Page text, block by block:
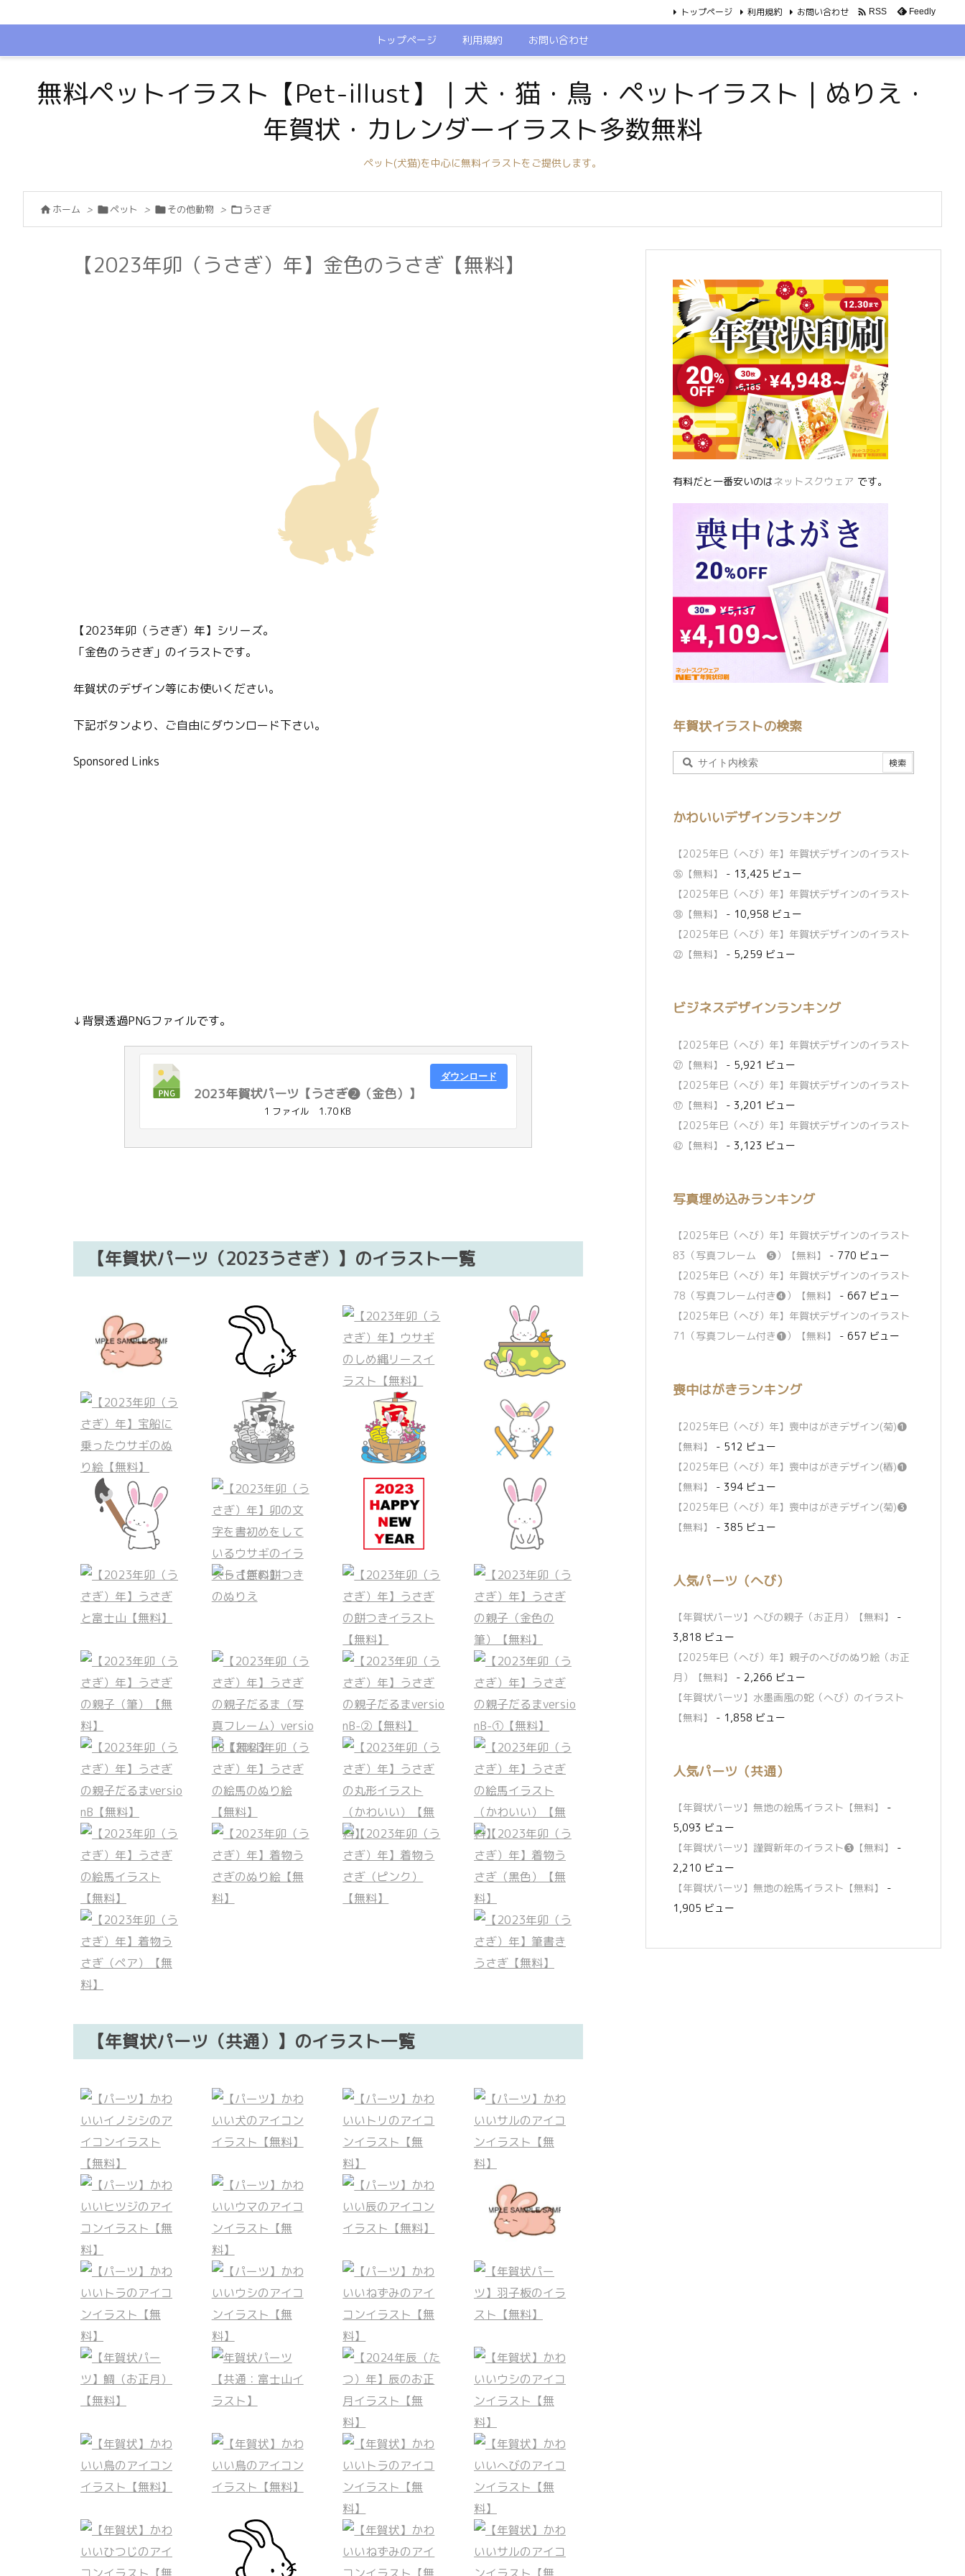
トップページ 利用規約 お問い合わせ
トップページ 利用規約 お問い合わせ  RSS Feedly
無料ペットイラスト【Pet-illust】｜犬・猫・鳥・ペットイラスト｜ぬりえ・
年賀状・カレンダーイラスト多数無料
ペット(犬猫)を中心に無料イラストをご提供します。
 ホーム > ペット > その他動物 > うさぎ
【2023年卯（うさぎ）年】金色のうさぎ【無料】
【2023年卯（うさぎ）年】シリーズ。
「金色のうさぎ」のイラストです。
年賀状のデザイン等にお使いください。
下記ボタンより、ご自由にダウンロード下さい。
Sponsored Links
↓背景透過PNGファイルです。
2023年賀状パーツ【うさぎ❷（金色）】
1 ファイル 1.70 KB
ダウンロード
【年賀状パーツ（2023うさぎ）】のイラスト一覧
【年賀状パーツ（共通）】のイラスト一覧
有料だと一番安いのはネットスクウェア です。
年賀状イラストの検索
かわいいデザインランキング
【2025年巳（へび）年】年賀状デザインのイラスト
㊱【無料】
- 13,425 ビュー
【2025年巳（へび）年】年賀状デザインのイラスト
㊳【無料】
- 10,958 ビュー
【2025年巳（へび）年】年賀状デザインのイラスト
㉒【無料】
- 5,259 ビュー
ビジネスデザインランキング
【2025年巳（へび）年】年賀状デザインのイラスト
㉗【無料】
- 5,921 ビュー
【2025年巳（へび）年】年賀状デザインのイラスト
⑰【無料】
- 3,201 ビュー
【2025年巳（へび）年】年賀状デザインのイラスト
㊷【無料】
- 3,123 ビュー
写真埋め込みランキング
【2025年巳（へび）年】年賀状デザインのイラスト
83（写真フレーム ❺）【無料】
- 770 ビュー
【2025年巳（へび）年】年賀状デザインのイラスト
78（写真フレーム付き❹）【無料】
- 667 ビュー
【2025年巳（へび）年】年賀状デザインのイラスト
71（写真フレーム付き❶）【無料】
- 657 ビュー
喪中はがきランキング
【2025年巳（へび）年】喪中はがきデザイン(菊)❶
【無料】
- 512 ビュー
【2025年巳（へび）年】喪中はがきデザイン(椿)❶
【無料】
- 394 ビュー
【2025年巳（へび）年】喪中はがきデザイン(菊)❸
【無料】
- 385 ビュー
人気パーツ（へび）
【年賀状パーツ】へびの親子（お正月）【無料】
-
3,818 ビュー
【2025年巳（へび）年】親子のへびのぬり絵（お正
月）【無料】
- 2,266 ビュー
【年賀状パーツ】水墨画風の蛇（へび）のイラスト
【無料】
- 1,858 ビュー
人気パーツ（共通）
【年賀状パーツ】無地の絵馬イラスト【無料】
-
5,093 ビュー
【年賀状パーツ】謹賀新年のイラスト❸【無料】
-
2,210 ビュー
【年賀状パーツ】無地の絵馬イラスト【無料】
-
1,905 ビュー